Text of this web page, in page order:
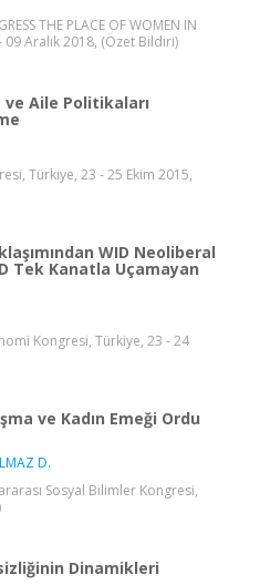
THE PLACE OF WOMEN IN
- 09 Aralık 2018, (Özet Bildiri)
Aile Politikaları
Türkiye, 23 - 25 Ekim 2015,
WID Neoliberal
Tek Kanatla Uçamayan
Kongresi, Türkiye, 23 - 24
ve Kadın Emeği Ordu
D.
Sosyal Bilimler Kongresi,
Dinamikleri